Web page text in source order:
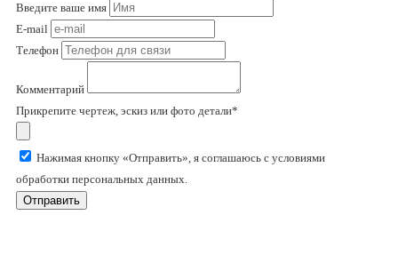
Введите ваше имя
E-mail
Телефон
Комментарий
Прикрепите чертеж, эскиз или фото детали*
Нажимая кнопку «Отправить», я соглашаюсь с условиями
обработки персональных данных.
Отправить